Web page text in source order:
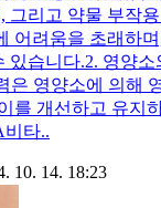
그리고 약물 부작
어려움을 초래하
있습니다.2. 영양
은 영양소에 의해
를 개선하고 유지
비타..
10. 14. 18:23